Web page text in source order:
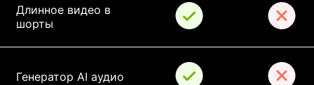
Длинное видео в
шорты
Генератор AI аудио